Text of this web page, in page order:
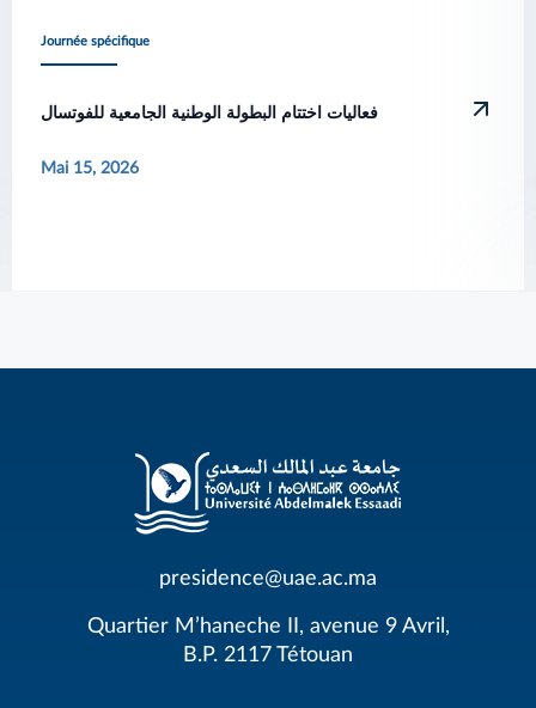
Journée spécifique
فعاليات اختتام البطولة الوطنية الجامعية للفوتسال
Mai 15, 2026
presidence@uae.ac.ma
Quartier M’haneche II, avenue 9 Avril,
B.P. 2117 Tétouan